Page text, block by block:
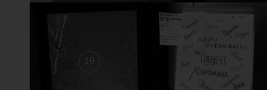
19 18